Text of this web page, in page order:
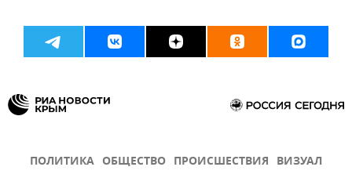
ПОЛИТИКА ОБЩЕСТВО ПРОИСШЕСТВИЯ ВИЗУАЛ